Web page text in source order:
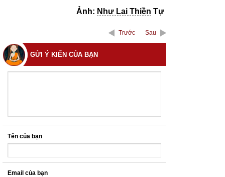
Ảnh: Như Lai Thiền Tự
Trước Sau
GỬI Ý KIẾN CỦA BẠN
Tên của bạn
Email của bạn